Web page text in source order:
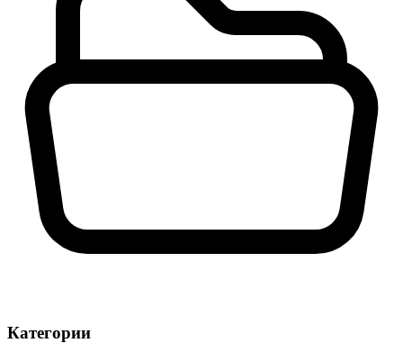
Категории